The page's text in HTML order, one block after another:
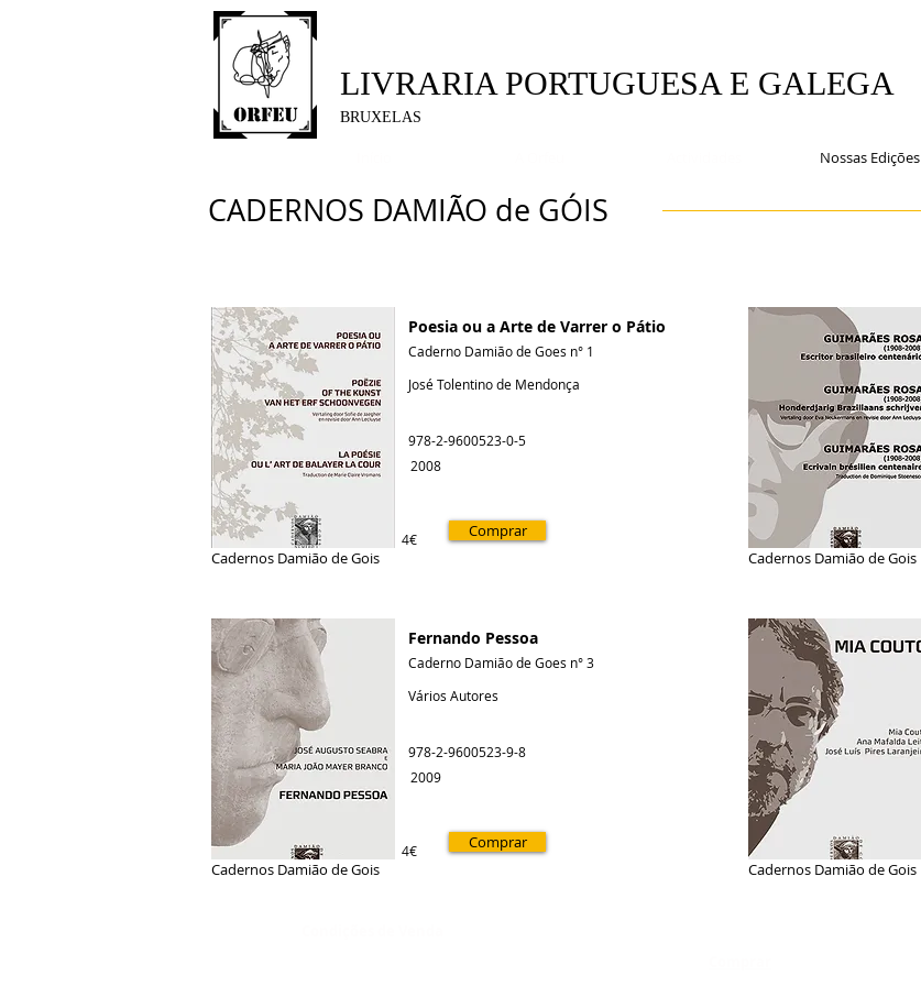
LIVRARIA PORTUGUESA E GALEGA
BRUXELAS
Nossas Edições
CADERNOS DAMIÃO de GÓIS
Poesia ou a Arte de Varrer o Pátio
Caderno Damião de Goes n° 1
José Tolentino de Mendonça
978-2-9600523-0-5
2008
4€
Comprar
Cadernos Damião de Gois
Fernando Pessoa
Caderno Damião de Goes n° 3
Vários Autores
978-2-9600523-9-8
2009
4€
Comprar
Cadernos Damião de Gois
Cadernos Damião de Gois
Cadernos Damião de Gois